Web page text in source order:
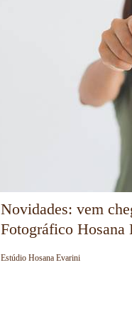
Novidades: vem
Fotográfico Hosana
Estúdio Hosana Evarini